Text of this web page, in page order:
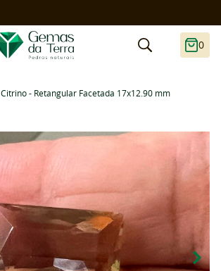
0
Citrino - Retangular Facetada 17x12.90 mm